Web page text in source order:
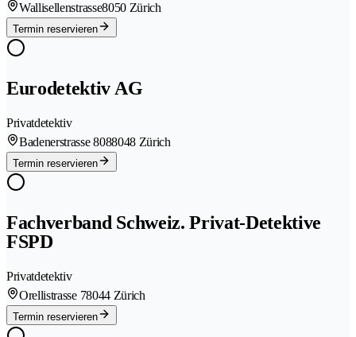
Wallisellenstrasse8050 Zürich
Termin reservieren
Eurodetektiv AG
Privatdetektiv
Badenerstrasse 8088048 Zürich
Termin reservieren
Fachverband Schweiz. Privat-Detektive
FSPD
Privatdetektiv
Orellistrasse 78044 Zürich
Termin reservieren